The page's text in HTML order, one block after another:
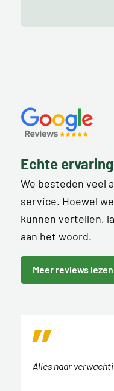
Echte
We besteden veel
service. Hoewel
kunnen vertellen,
aan het woord.
Meer reviews lezen
Alles naar